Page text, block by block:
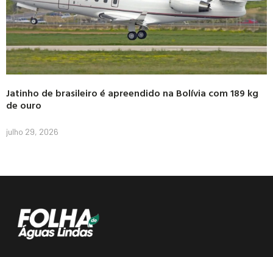
Jatinho de brasileiro é apreendido na Bolívia com 189 kg
de ouro
julho 29, 2026